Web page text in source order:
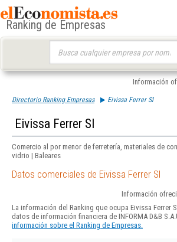
Ranking de Empresas
Información
Directorio Ranking Empresas Eivissa Ferrer Sl
Eivissa Ferrer Sl
Comercio al por menor de ferretería, materiales de
vidrio | Baleares
Datos comerciales de Eivissa Ferrer Sl
Información
La información del Ranking que ocupa Eivissa Ferrer
datos de información financiera de INFORMA D&B
información sobre el Ranking de Empresas.